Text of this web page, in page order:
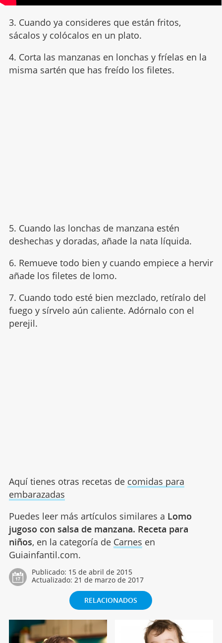
3. Cuando ya consideres que están fritos,
sácalos y colócalos en un plato.
4. Corta las manzanas en lonchas y fríelas en la
misma sartén que has freído los filetes.
5. Cuando las lonchas de manzana estén
deshechas y doradas, añade la nata líquida.
6. Remueve todo bien y cuando empiece a hervir
añade los filetes de lomo.
7. Cuando todo esté bien mezclado, retíralo del
fuego y sírvelo aún caliente. Adórnalo con el
perejil.
Aquí tienes otras recetas de comidas para
embarazadas
Puedes leer más artículos similares a Lomo
jugoso con salsa de manzana. Receta para
niños, en la categoría de Carnes en
Guiainfantil.com.
Publicado: 15 de abril de 2015
Actualizado: 21 de marzo de 2017
RELACIONADOS